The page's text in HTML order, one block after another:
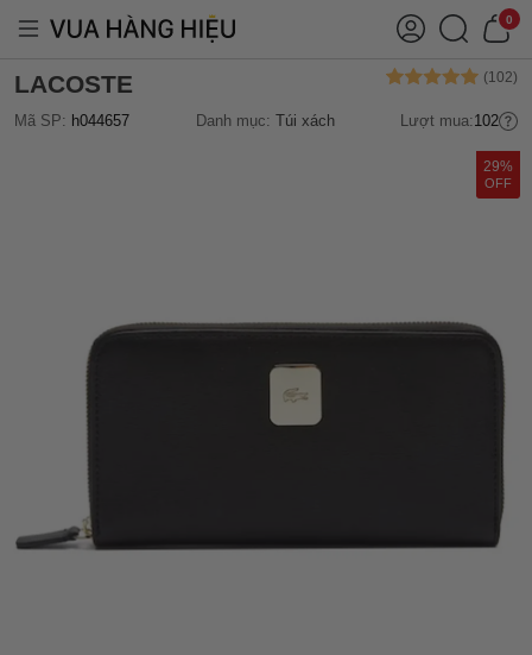
0
LACOSTE
Mã SP: h044657 Danh mục: Túi xách Lượt mua:102
29%
OFF